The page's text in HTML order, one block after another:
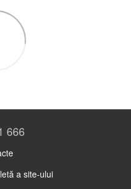
666
a site-ului